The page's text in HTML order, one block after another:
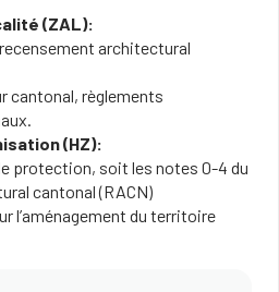
(ZAL):
architectural
cantonal, règlements
(HZ):
protection, soit les notes 0-4 du
cantonal (RACN)
l’aménagement du territoire